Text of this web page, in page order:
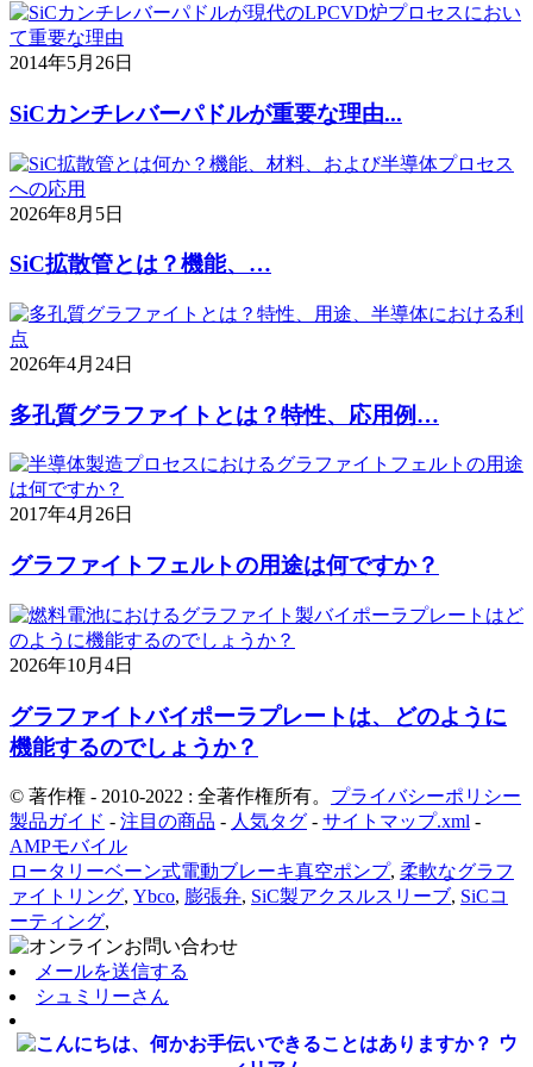
2014年5月26日
SiCカンチレバーパドルが重要な理由...
2026年8月5日
SiC拡散管とは？機能、…
2026年4月24日
多孔質グラファイトとは？特性、応用例…
2017年4月26日
グラファイトフェルトの用途は何ですか？
2026年10月4日
グラファイトバイポーラプレートは、どのように
機能するのでしょうか？
© 著作権 - 2010-2022 : 全著作権所有。 プライバシーポリシー
製品ガイド - 注目の商品 - 人気タグ - サイトマップ.xml -
AMPモバイル
ロータリーベーン式電動ブレーキ真空ポンプ, 柔軟なグラフ
ァイトリング, Ybco, 膨張弁, SiC製アクスルスリーブ, SiCコ
ーティング,
メールを送信する
シュミリーさん
ウ